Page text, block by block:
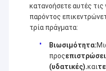
κατανοήσετε αυτές
παρόντος
τρία πράγματα:
Βιωσιμότητα:
προς
(υδατικές).και